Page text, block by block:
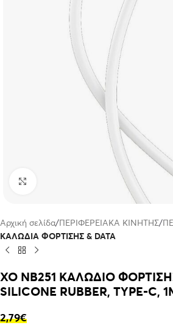
Αρχική σελίδα ΠΕΡΙΦΕΡΕΙΑΚΑ ΚΙΝΗΤΗΣ
ΚΑΛΩΔΙΑ ΦΟΡΤΙΣΗΣ & DATA
XO NB251 ΚΑΛΩΔΙΟ
SILICONE RUBBER, TYPE-C,
2,79€